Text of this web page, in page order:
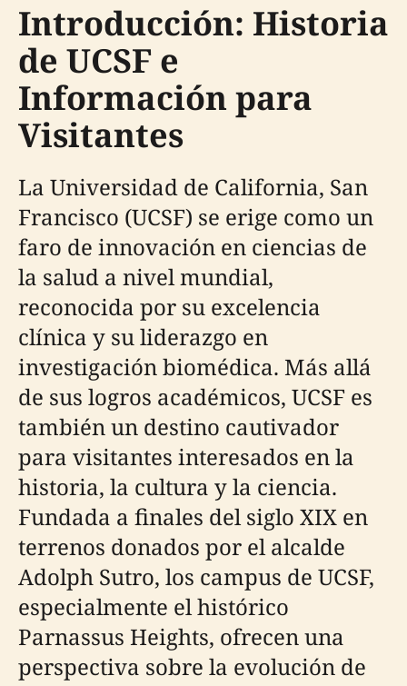
Introducción: Historia
de UCSF e
Información para
Visitantes
La Universidad de California, San
Francisco (UCSF) se erige como un
faro de innovación en ciencias de
la salud a nivel mundial,
reconocida por su excelencia
clínica y su liderazgo en
investigación biomédica. Más allá
de sus logros académicos, UCSF es
también un destino cautivador
para visitantes interesados en la
historia, la cultura y la ciencia.
Fundada a finales del siglo XIX en
terrenos donados por el alcalde
Adolph Sutro, los campus de UCSF,
especialmente el histórico
Parnassus Heights, ofrecen una
perspectiva sobre la evolución de